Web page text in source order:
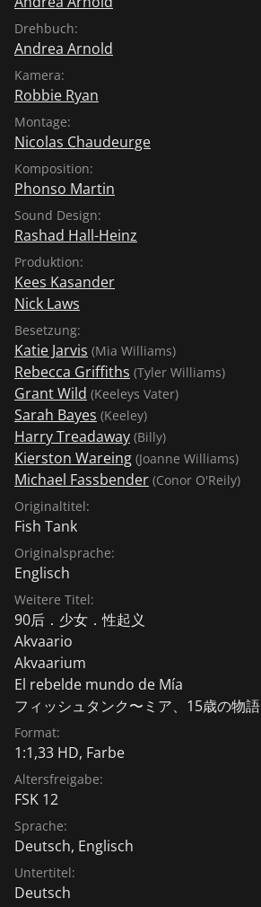
Drehbuch:
Andrea Arnold
Kamera:
Robbie Ryan
Montage:
Nicolas Chaudeurge
Komposition:
Phonso Martin
Sound Design:
Rashad Hall-Heinz
Produktion:
Kees Kasander
Nick Laws
Besetzung:
Katie Jarvis (Mia Williams)
Rebecca Griffiths (Tyler Williams)
Grant Wild (Keeleys Vater)
Sarah Bayes (Keeley)
Harry Treadaway (Billy)
Kierston Wareing (Joanne Williams)
Michael Fassbender (Conor O'Reily)
Originaltitel:
Fish Tank
Originalsprache:
Englisch
Weitere Titel:
90后．少女．性起义
Akvaario
Akvaarium
El rebelde mundo de Mía
フィッシュタンク〜ミア、15歳の物語
Format:
1:1,33 HD, Farbe
Altersfreigabe:
FSK 12
Sprache:
Deutsch, Englisch
Untertitel:
Deutsch